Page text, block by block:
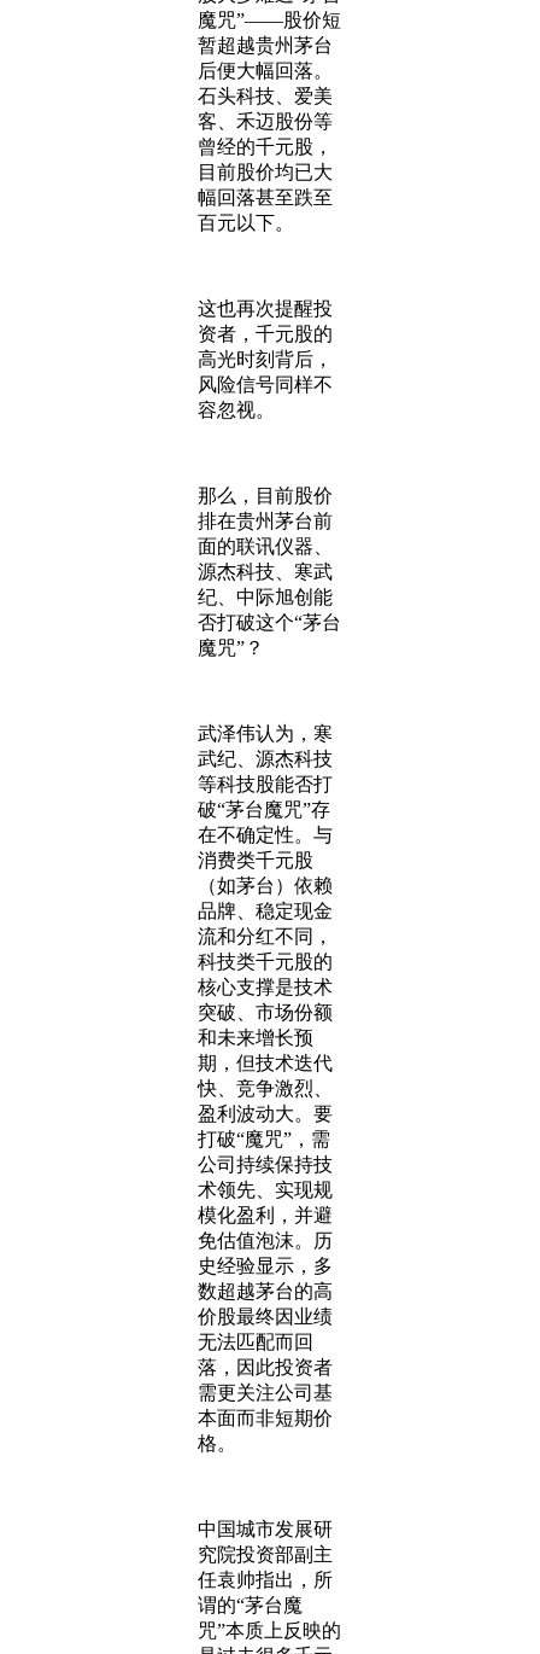
魔咒”——股价短
暂超越贵州茅台
后便大幅回落。
石头科技、爱美
客、禾迈股份等
曾经的千元股，
目前股价均已大
幅回落甚至跌至
百元以下。
这也再次提醒投
资者，千元股的
高光时刻背后，
风险信号同样不
容忽视。
那么，目前股价
排在贵州茅台前
面的联讯仪器、
源杰科技、寒武
纪、中际旭创能
否打破这个“茅台
魔咒”？
武泽伟认为，寒
武纪、源杰科技
等科技股能否打
破“茅台魔咒”存
在不确定性。与
消费类千元股
（如茅台）依赖
品牌、稳定现金
流和分红不同，
科技类千元股的
核心支撑是技术
突破、市场份额
和未来增长预
期，但技术迭代
快、竞争激烈、
盈利波动大。要
打破“魔咒”，需
公司持续保持技
术领先、实现规
模化盈利，并避
免估值泡沫。历
史经验显示，多
数超越茅台的高
价股最终因业绩
无法匹配而回
落，因此投资者
需更关注公司基
本面而非短期价
格。
中国城市发展研
究院投资部副主
任袁帅指出，所
谓的“茅台魔
咒”本质上反映的